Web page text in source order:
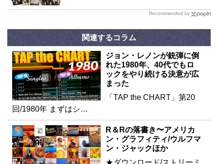
Recommended by
関連するコラム
ジョン・レノンが銃弾に倒
れた1980年、40代でもロ
ックをやり続ける決意が広
まった
「TAP the CHART」第20
回/1980年 まずはシ…
R＆Rの落書き〜アメリカ
ン・グラフィティ/ウルフマ
ン・ジャックほか
★ダウンロード/ストリーミ